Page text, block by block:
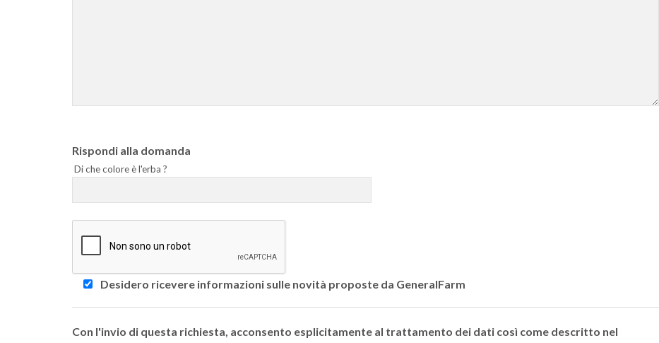
Rispondi alla domanda
Di che colore è l'erba ?
Desidero ricevere informazioni sulle novità proposte da GeneralFarm
Con l'invio di questa richiesta, acconsento esplicitamente al trattamento dei dati così come descritto nel